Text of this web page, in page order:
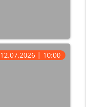
12.07.2026 | 10:00